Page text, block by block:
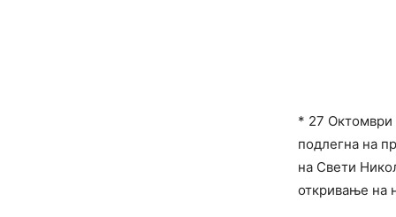
* 27 Октомври
подлегна на
на Свети
откривање на